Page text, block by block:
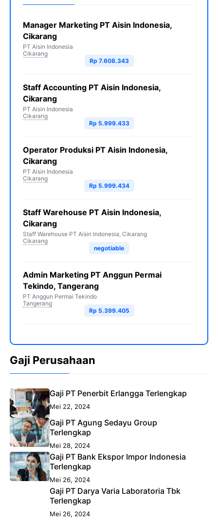
Manager Marketing PT Aisin Indonesia,
Cikarang
PT Aisin Indonesia
Cikarang
Rp 7.608.343
Staff Accounting PT Aisin Indonesia,
Cikarang
PT Aisin Indonesia
Cikarang
Rp 5.999.433
Operator Produksi PT Aisin Indonesia,
Cikarang
PT Aisin Indonesia
Cikarang
Rp 5.999.434
Staff Warehouse PT Aisin Indonesia,
Cikarang
Staff Warehouse PT Aisin Indonesia, Cikarang
Cikarang
negotiable
Admin Marketing PT Anggun Permai
Tekindo, Tangerang
PT Anggun Permai Tekindo
Tangerang
Rp 5.399.405
Gaji Perusahaan
Gaji PT Penerbit Erlangga Terlengkap
Mei 22, 2024
Gaji PT Agung Sedayu Group
Terlengkap
Mei 28, 2024
Gaji PT Bank Ekspor Impor Indonesia
Terlengkap
Mei 26, 2024
Gaji PT Darya Varia Laboratoria Tbk
Terlengkap
Mei 26, 2024